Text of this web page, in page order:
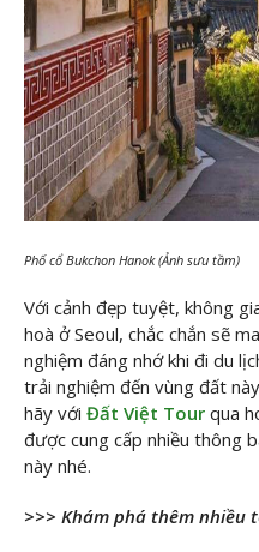
Phố cổ Bukchon Hanok (Ảnh sưu tầm)
Với cảnh đẹp tuyệt, không
hoà ở Seoul, chắc chắn sẽ
nghiệm đáng nhớ khi đi du
trải nghiệm đến vùng đất
hãy với Đất Việt Tour qua
được cung cấp nhiều thông
này nhé.
>>> Khám phá thêm nhiều